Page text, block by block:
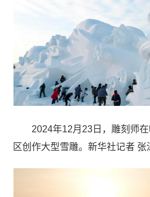
2024年12月23日，雕刻师
区创作大型雪雕。新华社记者 张